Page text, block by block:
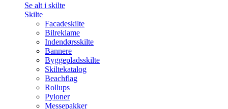
Se alt i skilte
Skilte
Facadeskilte
Bilreklame
Indendørsskilte
Bannere
Byggepladsskilte
Skiltekatalog
Beachflag
Rollups
Pyloner
Messepakker